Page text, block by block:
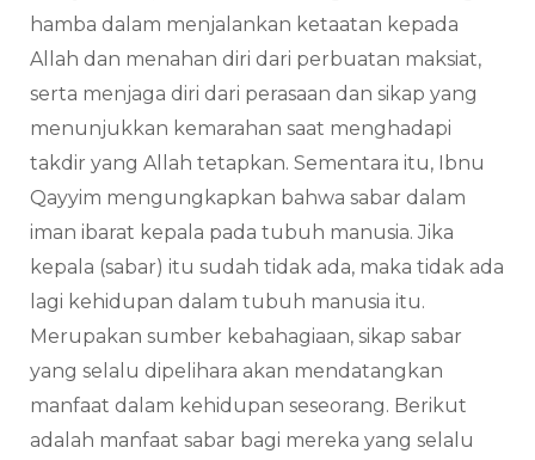
hamba dalam menjalankan ketaatan kepada
Allah dan menahan diri dari perbuatan maksiat,
serta menjaga diri dari perasaan dan sikap yang
menunjukkan kemarahan saat menghadapi
takdir yang Allah tetapkan. Sementara itu, Ibnu
Qayyim mengungkapkan bahwa sabar dalam
iman ibarat kepala pada tubuh manusia. Jika
kepala (sabar) itu sudah tidak ada, maka tidak ada
lagi kehidupan dalam tubuh manusia itu.
Merupakan sumber kebahagiaan, sikap sabar
yang selalu dipelihara akan mendatangkan
manfaat dalam kehidupan seseorang. Berikut
adalah manfaat sabar bagi mereka yang selalu